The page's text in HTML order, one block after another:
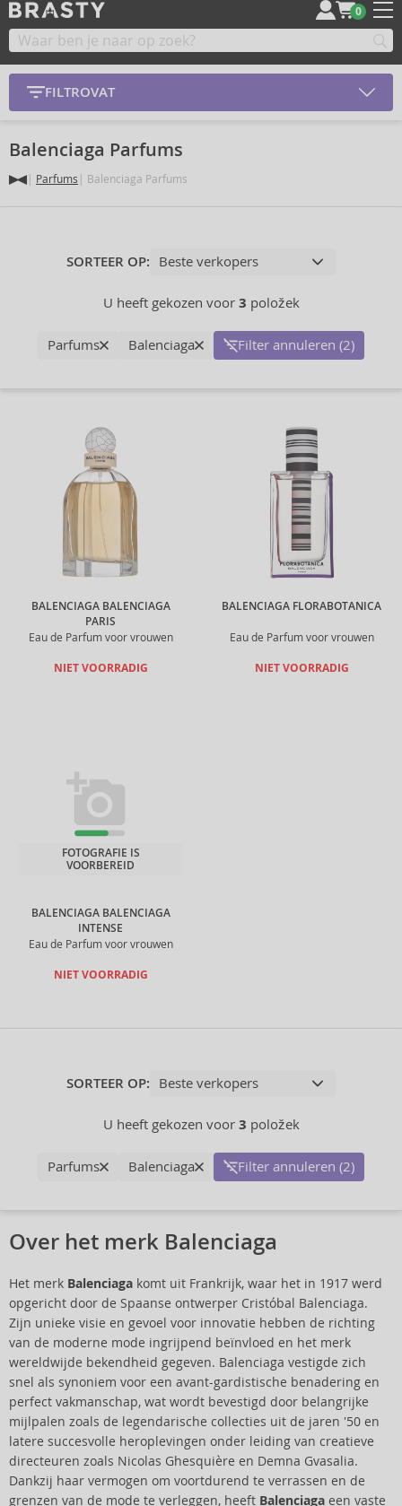
0
FILTROVAT
Balenciaga Parfums
Parfums Balenciaga Parfums
SORTEER OP:
U heeft gekozen voor 3 položek
Parfums Balenciaga Filter annuleren (2)
BALENCIAGA BALENCIAGA
PARIS
Eau de Parfum voor vrouwen
NIET VOORRADIG
BALENCIAGA FLORABOTANICA
Eau de Parfum voor vrouwen
NIET VOORRADIG
BALENCIAGA BALENCIAGA
INTENSE
Eau de Parfum voor vrouwen
FOTOGRAFIE IS
VOORBEREID
NIET VOORRADIG
SORTEER OP:
U heeft gekozen voor 3 položek
Parfums Balenciaga Filter annuleren (2)
Over het merk Balenciaga
Het merk Balenciaga komt uit Frankrijk, waar het in 1917 werd
opgericht door de Spaanse ontwerper Cristóbal Balenciaga.
Zijn unieke visie en gevoel voor innovatie hebben de richting
van de moderne mode ingrijpend beïnvloed en het merk
wereldwijde bekendheid gegeven. Balenciaga vestigde zich
snel als synoniem voor een avant-gardistische benadering en
perfect vakmanschap, wat wordt bevestigd door belangrijke
mijlpalen zoals de legendarische collecties uit de jaren '50 en
latere succesvolle heroplevingen onder leiding van creatieve
directeuren zoals Nicolas Ghesquière en Demna Gvasalia.
Dankzij haar vermogen om voortdurend te verrassen en de
grenzen van de mode te verleggen, heeft Balenciaga een vaste